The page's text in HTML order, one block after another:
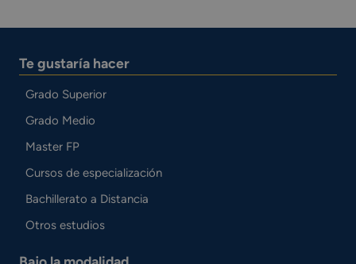
Te gustaría hacer
Grado Superior
Grado Medio
Master FP
Cursos de especialización
Bachillerato a Distancia
Otros estudios